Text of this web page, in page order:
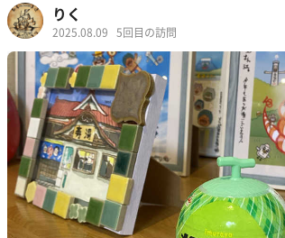
りく
2025.08.09 5回目の訪問